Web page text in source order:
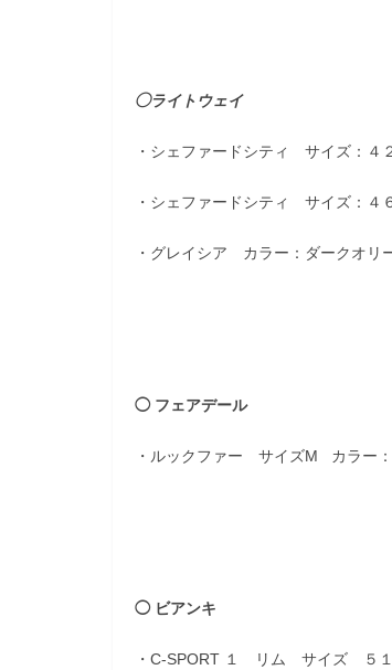
◯ライトウェイ
・シェファードシティ サイズ：
・シェファードシティ サイズ：
・グレイシア カラー：ダークオ
◯ フェアデール
・ルックファー サイズM カラー
◯ ビアンキ
・C-SPORT １ リム サイズ ５